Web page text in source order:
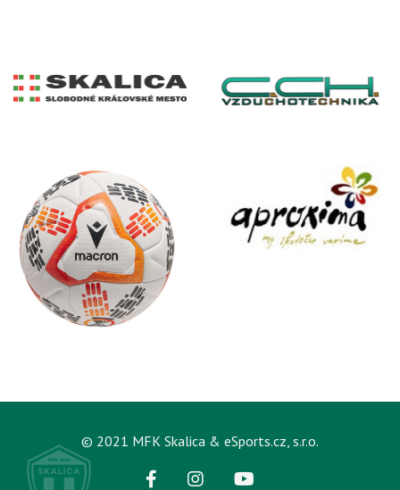
© 2021 MFK Skalica & eSports.cz, s.r.o.